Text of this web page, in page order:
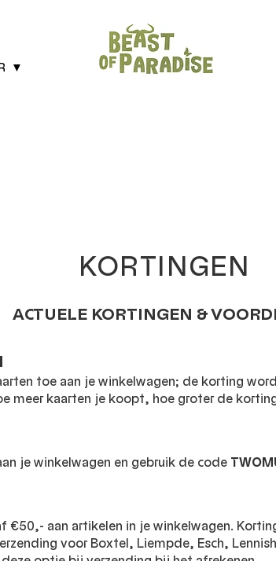
▼
KORTINGEN
ACTUELE KORTINGEN &
toe aan je winkelwagen; de korting
meer kaarten je koopt, hoe groter de
je winkelwagen en gebruik de code
€50,- aan artikelen in je winkelwagen.
voor Boxtel, Liempde, Esch,